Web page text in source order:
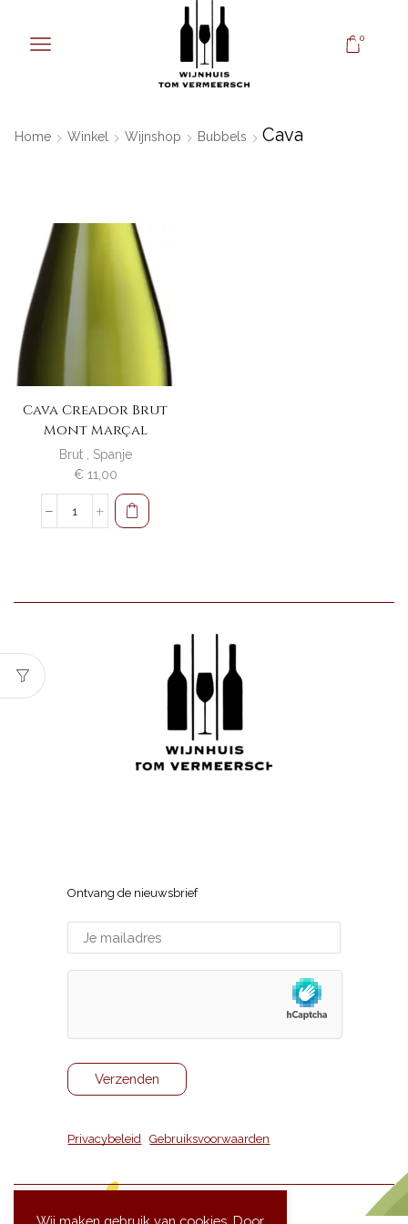
0
Home Winkel Wijnshop Bubbels Cava
Cava Creador Brut
Mont Marçal
Brut, Spanje
€11,00
Cava
Ontvang de nieuwsbrief
Privacybeleid |Gebruiksvoorwaarden
Wij maken gebruik van cookies. Door